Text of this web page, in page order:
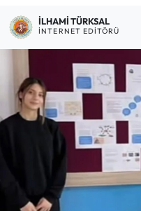
İLHAMI TÜRKSAL
İNTERNET EDITÖRÜ
Ekonomi
Güncel
İskilip Haberleri
Kargı Haberleri